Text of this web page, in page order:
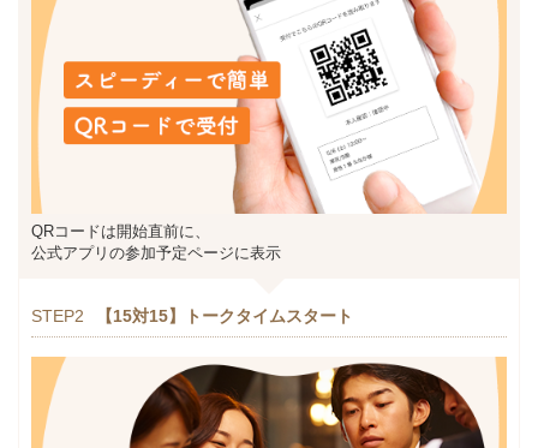
QRコードは開始直前に、
公式アプリの参加予定ページに表示
STEP2 【15対15】トークタイムスタート